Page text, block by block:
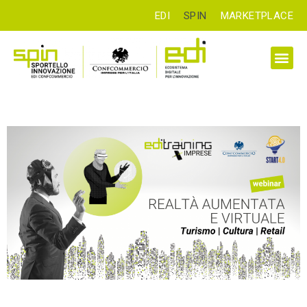
EDI SPIN MARKETPLACE